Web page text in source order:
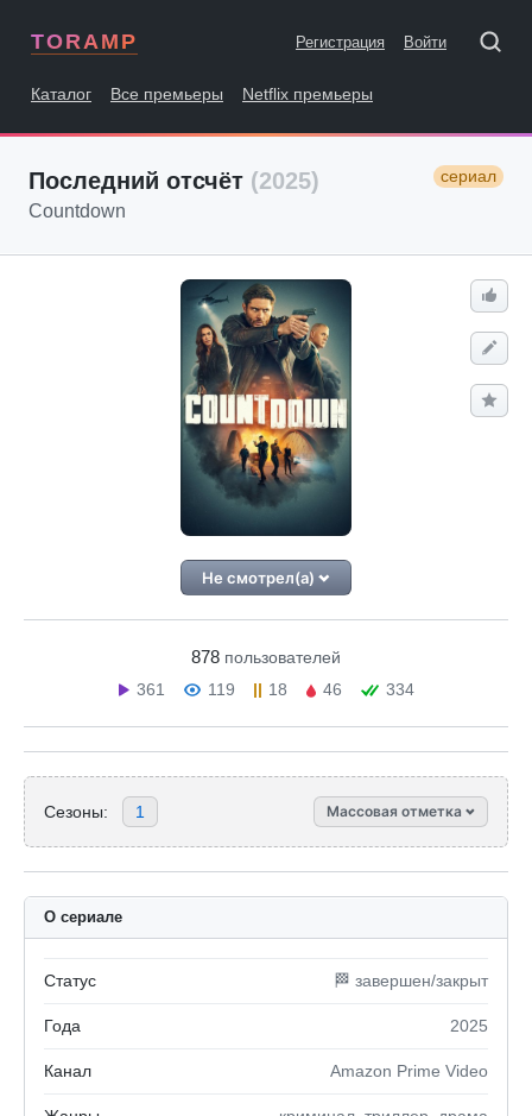
TORAMP Регистрация Войти
Каталог Все премьеры Netflix премьеры
Последний отсчёт (2025) сериал
Countdown
Не смотрел(а)
878 пользователей
361
119 18 46 334
Сезоны: 1 Массовая отметка
О сериале
Статус 🏁 завершен/закрыт
Года 2025
Канал Amazon Prime Video